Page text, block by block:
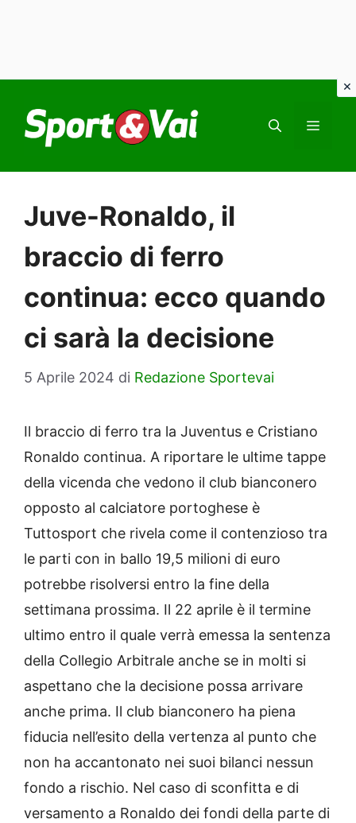
contenuto
Juve-Ronaldo, il
braccio di ferro
continua: ecco quando
ci sarà la decisione
5 Aprile 2024 di Redazione Sportevai
Il braccio di ferro tra la Juventus e Cristiano
Ronaldo continua. A riportare le ultime tappe
della vicenda che vedono il club bianconero
opposto al calciatore portoghese è
Tuttosport che rivela come il contenzioso tra
le parti con in ballo 19,5 milioni di euro
potrebbe risolversi entro la fine della
settimana prossima. Il 22 aprile è il termine
ultimo entro il quale verrà emessa la sentenza
della Collegio Arbitrale anche se in molti si
aspettano che la decisione possa arrivare
anche prima. Il club bianconero ha piena
fiducia nell’esito della vertenza al punto che
non ha accantonato nei suoi bilanci nessun
fondo a rischio. Nel caso di sconfitta e di
versamento a Ronaldo dei fondi della parte di